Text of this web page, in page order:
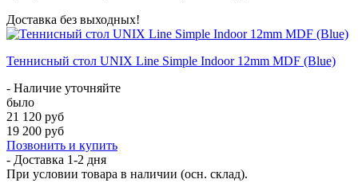
Доставка без выходных!
Теннисный стол UNIX Line Simple Indoor 12mm MDF (Blue)
- Наличие уточняйте
было
21 120 руб
19 200 руб
Позвонить и купить
- Доставка 1-2 дня
При условии товара в наличии (осн. склад).